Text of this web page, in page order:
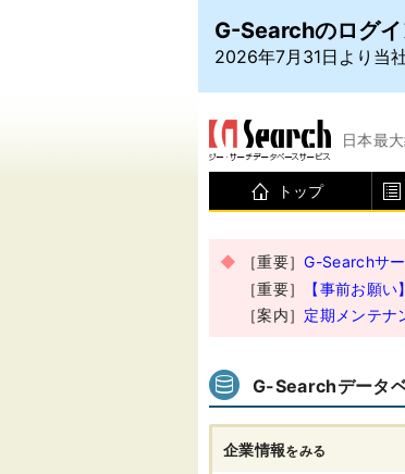
日本最
トップ
［重要］G-Searchサ
［重要］
【事前お願
［案内］ 定期メンテナ
G-Searchデータ
企業情報をみる